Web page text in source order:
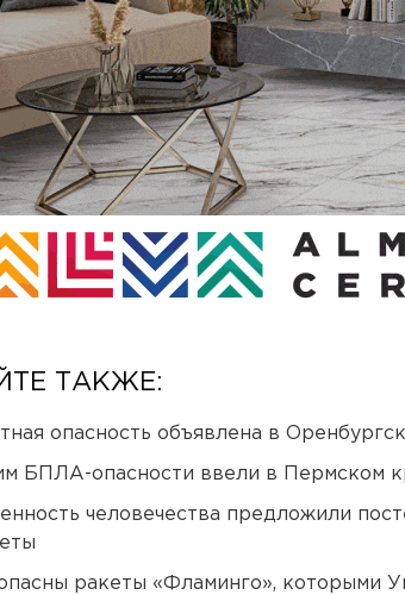
ТАКЖЕ:
опасность объявлена в
БПЛА-опасности ввели в Пермском
человечества предложили
ракеты «Фламинго», которыми